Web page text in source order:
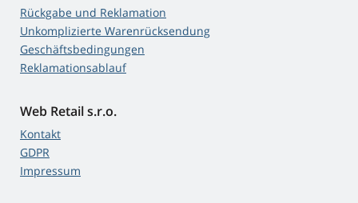
Rückgabe und Reklamation
Unkomplizierte Warenrücksendung
Geschäftsbedingungen
Reklamationsablauf
Web Retail s.r.o.
Kontakt
GDPR
Impressum